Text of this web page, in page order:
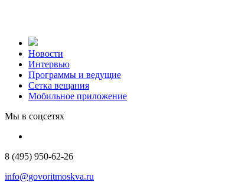
Новости
Интервью
Программы и ведущие
Сетка вещания
Мобильное приложение
Мы в соцсетях
8 (495) 950-62-26
info@govoritmoskva.ru